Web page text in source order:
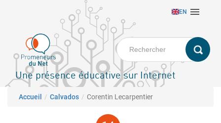
principal
EN 
Une présence éducative sur Internet
Fil d'Ariane
Accueil Calvados Corentin Lecarpentier